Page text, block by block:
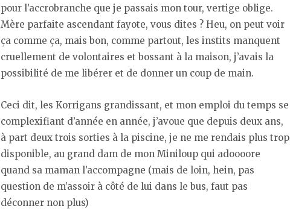
pour l’accrobranche que je passais mon tour, vertige oblige.
Mère parfaite ascendant fayote, vous dites ? Heu, on peut voir
ça comme ça, mais bon, comme partout, les instits manquent
cruellement de volontaires et bossant à la maison, j’avais la
possibilité de me libérer et de donner un coup de main.
Ceci dit, les Korrigans grandissant, et mon emploi du temps se
complexifiant d’année en année, j’avoue que depuis deux ans,
à part deux trois sorties à la piscine, je ne me rendais plus trop
disponible, au grand dam de mon Miniloup qui adoooore
quand sa maman l’accompagne (mais de loin, hein, pas
question de m’assoir à côté de lui dans le bus, faut pas
déconner non plus)